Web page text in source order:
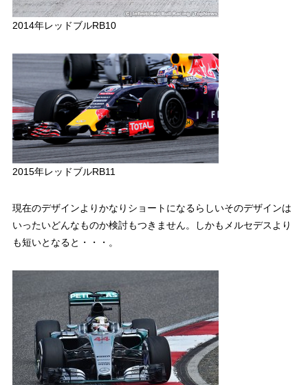
2014年レッドブルRB10
2015年レッドブルRB11
現在のデザインよりかなりショートになるらしいそのデザインは
いったいどんなものか検討もつきません。しかもメルセデスより
も短いとなると・・・。